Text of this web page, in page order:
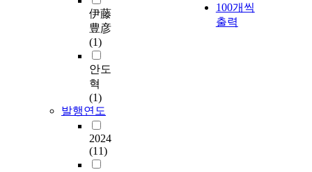
伊藤
豊彦
(1)
안도
혁
(1)
발행연도
2024
(11)
100개씩
출력